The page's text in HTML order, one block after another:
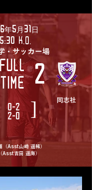
年5月31日
K.O.
・サッカー場
TIME 2
0-2
2-0 ] 同志社
（Asst山﨑 遥稀）
Asst吉田 遥海）